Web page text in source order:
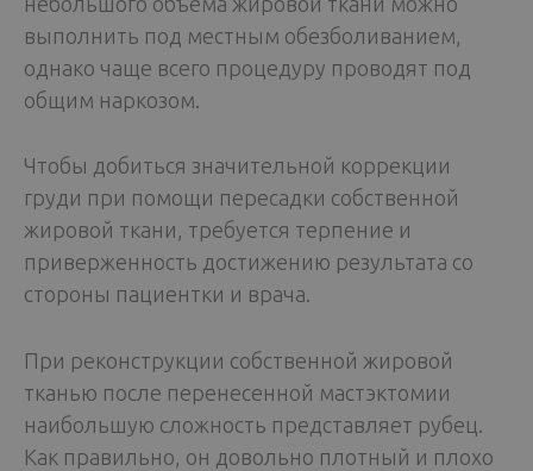
выполнить под местным обезболиванием,
однако чаще всего процедуру проводят под
общим наркозом.
Чтобы добиться значительной коррекции
груди при помощи пересадки собственной
жировой ткани, требуется терпение и
приверженность достижению результата со
стороны пациентки и врача.
При реконструкции собственной жировой
тканью после перенесенной мастэктомии
наибольшую сложность представляет рубец.
Как правильно, он довольно плотный и плохо